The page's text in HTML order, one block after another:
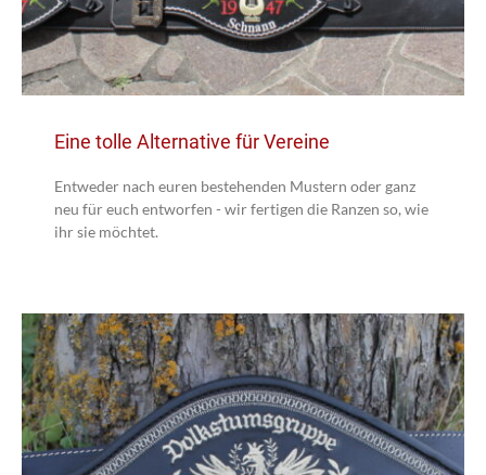
Eine tolle Alternative für Vereine
Entweder nach euren bestehenden Mustern oder ganz
neu für euch entworfen - wir fertigen die Ranzen so, wie
ihr sie möchtet.